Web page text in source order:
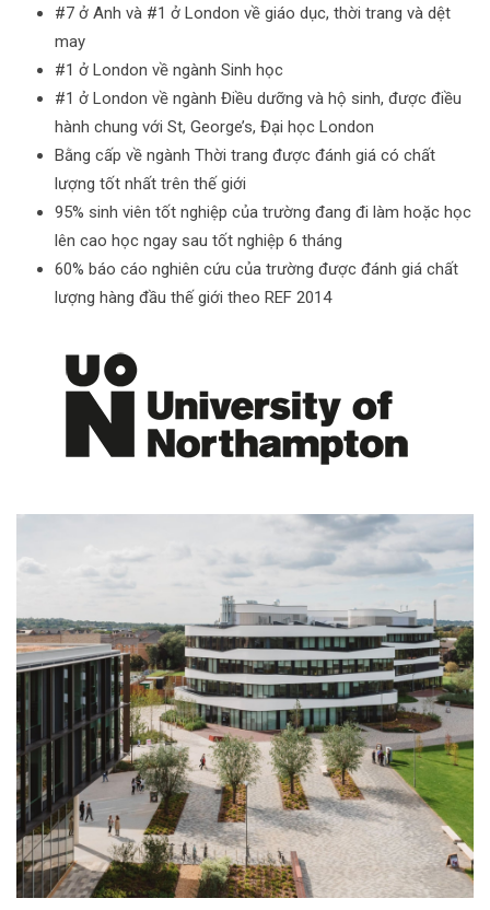
#7 ở Anh và #1 ở London về giáo dục, thời trang và dệt
may
#1 ở London về ngành Sinh học
#1 ở London về ngành Điều dưỡng và hộ sinh, được điều
hành chung với St, George’s, Đại học London
Bằng cấp về ngành Thời trang được đánh giá có chất
lượng tốt nhất trên thế giới
95% sinh viên tốt nghiệp của trường đang đi làm hoặc học
lên cao học ngay sau tốt nghiệp 6 tháng
60% báo cáo nghiên cứu của trường được đánh giá chất
lượng hàng đầu thế giới theo REF 2014